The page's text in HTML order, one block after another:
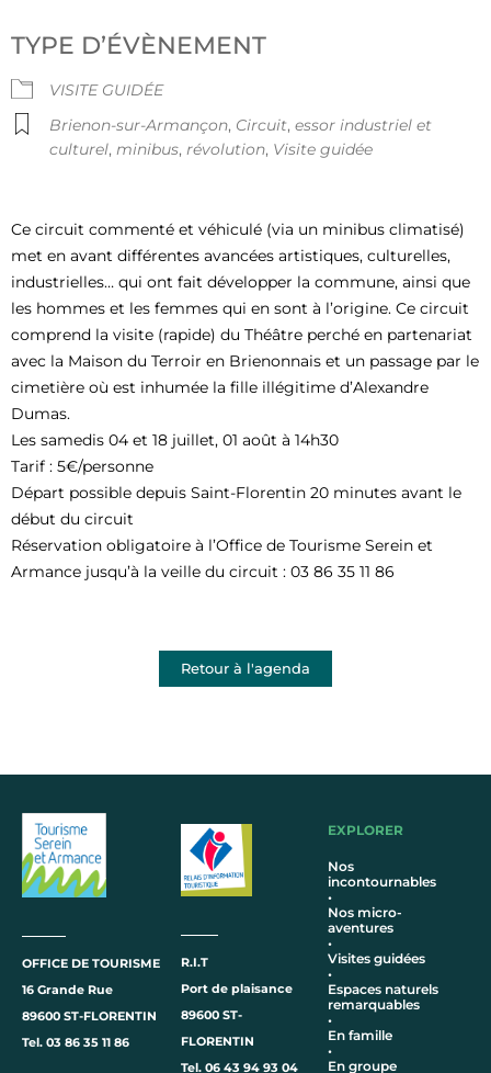
TYPE D’ÉVÈNEMENT
VISITE GUIDÉE
Brienon-sur-Armançon, Circuit, essor industriel et
culturel, minibus, révolution, Visite guidée
Ce circuit commenté et véhiculé (via un minibus climatisé)
met en avant différentes avancées artistiques, culturelles,
industrielles… qui ont fait développer la commune, ainsi que
les hommes et les femmes qui en sont à l’origine. Ce circuit
comprend la visite (rapide) du Théâtre perché en partenariat
avec la Maison du Terroir en Brienonnais et un passage par le
cimetière où est inhumée la fille illégitime d’Alexandre
Dumas.
Les samedis 04 et 18 juillet, 01 août à 14h30
Tarif : 5€/personne
Départ possible depuis Saint-Florentin 20 minutes avant le
début du circuit
Réservation obligatoire à l’Office de Tourisme Serein et
Armance jusqu’à la veille du circuit : 03 86 35 11 86
Retour à l'agenda
OFFICE DE TOURISME
16 Grande Rue
89600 ST-FLORENTIN
Tel. 03 86 35 11 86
R.I.T
Port de plaisance
89600 ST-
FLORENTIN
Tel. 06 43 94 93 04
EXPLORER
Nos
incontournables
•
Nos micro-
aventures
•
Visites guidées
•
Espaces naturels
remarquables
•
En famille
•
En groupe